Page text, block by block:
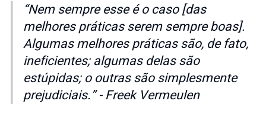
“Nem sempre esse é o caso [das
melhores práticas serem sempre boas].
Algumas melhores práticas são, de fato,
ineficientes; algumas delas são
estúpidas; o outras são simplesmente
prejudiciais.” - Freek Vermeulen